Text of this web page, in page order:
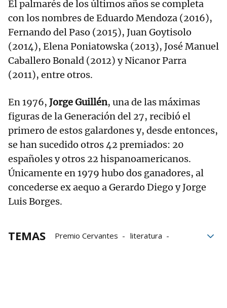
El palmarés de los últimos años se completa
con los nombres de Eduardo Mendoza (2016),
Fernando del Paso (2015), Juan Goytisolo
(2014), Elena Poniatowska (2013), José Manuel
Caballero Bonald (2012) y Nicanor Parra
(2011), entre otros.
En 1976, Jorge Guillén, una de las máximas
figuras de la Generación del 27, recibió el
primero de estos galardones y, desde entonces,
se han sucedido otros 42 premiados: 20
españoles y otros 22 hispanoamericanos.
Únicamente en 1979 hubo dos ganadores, al
concederse ex aequo a Gerardo Diego y Jorge
Luis Borges.
TEMAS Premio Cervantes
literatura